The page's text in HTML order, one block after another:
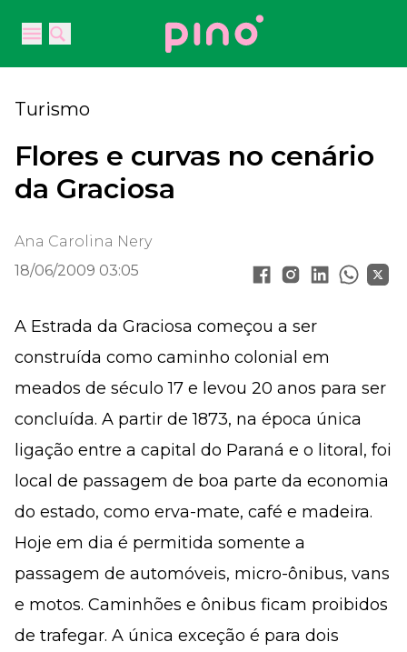
Open main menu
Open main menu
Your Company
Turismo
Flores e curvas no cenário
da Graciosa
Ana Carolina Nery
18/06/2009 03:05
A Estrada da Graciosa começou a ser
construída como caminho colonial em
meados de século 17 e levou 20 anos para ser
concluída. A partir de 1873, na época única
ligação entre a capital do Paraná e o litoral, foi
local de passagem de boa parte da economia
do estado, como erva-mate, café e madeira.
Hoje em dia é permitida somente a
passagem de automóveis, micro-ônibus, vans
e motos. Caminhões e ônibus ficam proibidos
de trafegar. A única exceção é para dois